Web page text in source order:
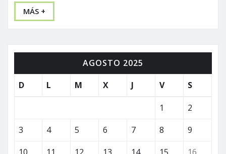
MÁS +
AGOSTO 2025
D
L M X J V S
1
2
3
4 5 6 7 8
9
10
11 12 13 14 15
16